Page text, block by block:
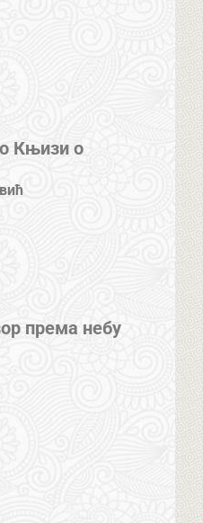
Књизи о
према небу